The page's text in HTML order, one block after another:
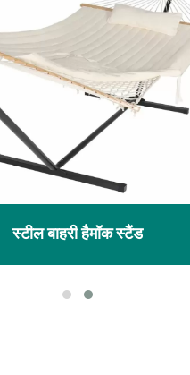
स्टील बाहरी हैमॉक स्टैंड